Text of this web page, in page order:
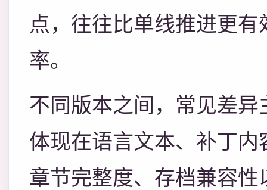
点，往往比单线推进更有
率。
不同版本之间，常见差异
体现在语言文本、补丁内
章节完整度、存档兼容性